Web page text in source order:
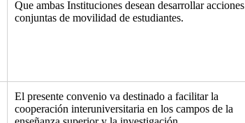
Que ambas Instituciones desean desarrollar acciones
conjuntas de movilidad de estudiantes.
El presente convenio va destinado a facilitar la
cooperación interuniversitaria en los campos de la